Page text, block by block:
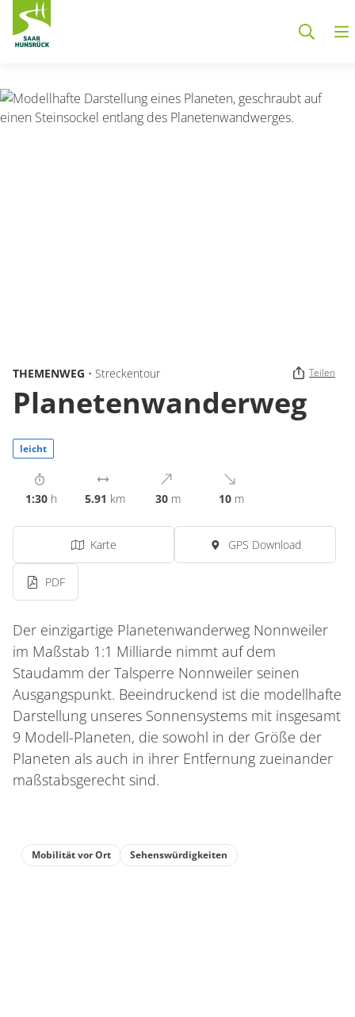
THEMENWEG • Streckentour Teilen
Planetenwanderweg
leicht
1:30 h 5.91 km 30 m 10 m
Karte GPS Download
PDF
Der einzigartige Planetenwanderweg Nonnweiler
im Maßstab 1:1 Milliarde nimmt auf dem
Staudamm der Talsperre Nonnweiler seinen
Ausgangspunkt. Beeindruckend ist die modellhafte
Darstellung unseres Sonnensystems mit insgesamt
9 Modell-Planeten, die sowohl in der Größe der
Planeten als auch in ihrer Entfernung zueinander
maßstabsgerecht sind.
Mobilität vor Ort Sehenswürdigkeiten